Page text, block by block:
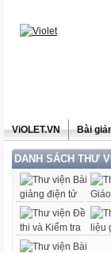
ViOLET.VN Bài
DANH SÁCH THƯ